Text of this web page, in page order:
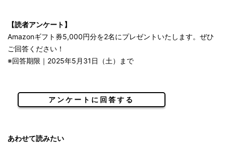
【読者アンケート】
Amazonギフト券5,000円分を2名にプレゼントいたします。ぜひ
ご回答ください！
※回答期限｜2025年5月31日（土）まで
アンケートに回答する
あわせて読みたい